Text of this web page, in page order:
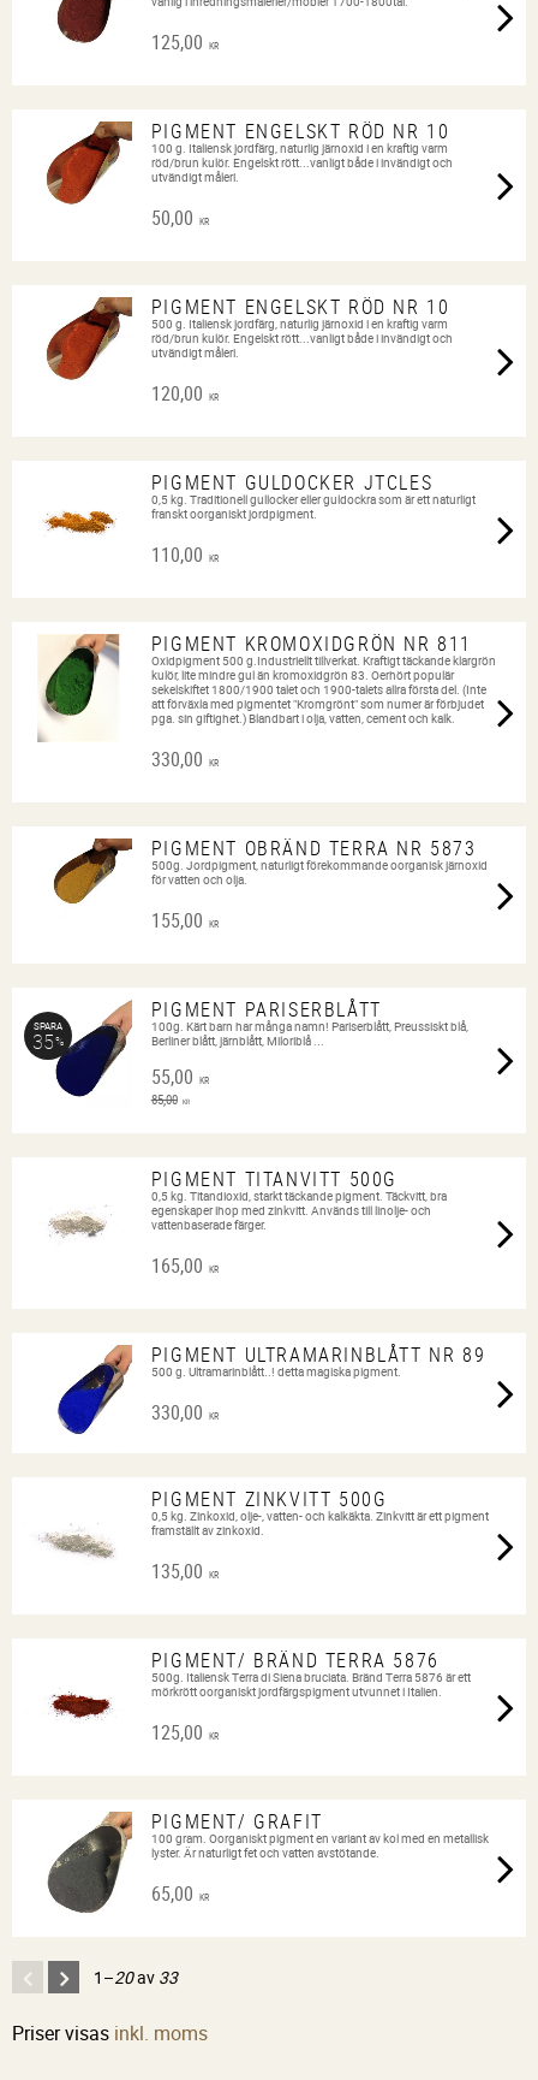
125,00 KR
PIGMENT ENGELSKT RÖD NR 10
100 g. Italiensk jordfärg, naturlig järnoxid i en kraftig varm
röd/brun kulör. Engelskt rött...vanligt både i invändigt och
utvändigt måleri.
50,00 KR
PIGMENT ENGELSKT RÖD NR 10
500 g. Italiensk jordfärg, naturlig järnoxid i en kraftig varm
röd/brun kulör. Engelskt rött...vanligt både i invändigt och
utvändigt måleri.
120,00 KR
PIGMENT GULDOCKER JTCLES
0,5 kg. Traditionell gullocker eller guldockra som är ett naturligt
franskt oorganiskt jordpigment.
110,00 KR
PIGMENT KROMOXIDGRÖN NR 811
Oxidpigment 500 g.Industriellt tillverkat. Kraftigt täckande klargrön
kulör, lite mindre gul än kromoxidgrön 83. Oerhört populär
sekelskiftet 1800/1900 talet och 1900-talets allra första del. (Inte
att förväxla med pigmentet "Kromgrönt" som numer är förbjudet
pga. sin giftighet.) Blandbart i olja, vatten, cement och kalk.
330,00 KR
PIGMENT OBRÄND TERRA NR 5873
500g. Jordpigment, naturligt förekommande oorganisk järnoxid
för vatten och olja.
155,00 KR
PIGMENT PARISERBLÅTT
100g. Kärt barn har många namn! Pariserblått, Preussiskt blå,
Berliner blått, järnblått, Miloriblå ...
55,00 KR
85,00 KR
SPARA
35%
PIGMENT TITANVITT 500G
0,5 kg. Titandioxid, starkt täckande pigment. Täckvitt, bra
egenskaper ihop med zinkvitt. Används till linolje- och
vattenbaserade färger.
165,00 KR
PIGMENT ULTRAMARINBLÅTT NR 89
500 g. Ultramarinblått..! detta magiska pigment.
330,00 KR
PIGMENT ZINKVITT 500G
0,5 kg. Zinkoxid, olje-, vatten- och kalkäkta. Zinkvitt är ett pigment
framställt av zinkoxid.
135,00 KR
PIGMENT/ BRÄND TERRA 5876
500g. Italiensk Terra di Siena bruciata. Bränd Terra 5876 är ett
mörkrött oorganiskt jordfärgspigment utvunnet i Italien.
125,00 KR
PIGMENT/ GRAFIT
100 gram. Oorganiskt pigment en variant av kol med en metallisk
lyster. Är naturligt fet och vatten avstötande.
65,00 KR
1–20av 33
Priser visas inkl. moms